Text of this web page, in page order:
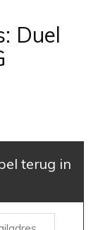
Duel
terug in